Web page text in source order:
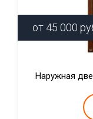
от 45 000
Наружная